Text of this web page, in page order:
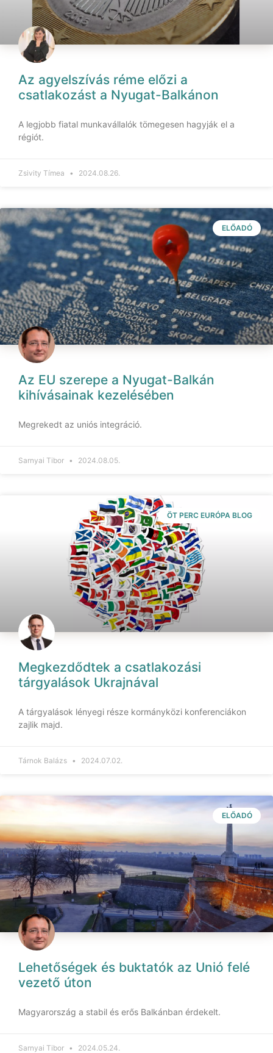
Az agyelszívás réme előzi a
csatlakozást a Nyugat-Balkánon
A legjobb fiatal munkavállalók tömegesen hagyják el a
régiót.
Zsivity Tímea 2024.08.26.
ELŐADÓ
Az EU szerepe a Nyugat-Balkán
kihívásainak kezelésében
Megrekedt az uniós integráció.
Sarnyai Tibor 2024.08.05.
ÖT PERC EURÓPA BLOG
Megkezdődtek a csatlakozási
tárgyalások Ukrajnával
A tárgyalások lényegi része kormányközi konferenciákon
zajlik majd.
Tárnok Balázs 2024.07.02.
ELŐADÓ
Lehetőségek és buktatók az Unió felé
vezető úton
Magyarország a stabil és erős Balkánban érdekelt.
Sarnyai Tibor 2024.05.24.